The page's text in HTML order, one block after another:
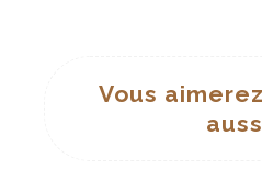
Vous